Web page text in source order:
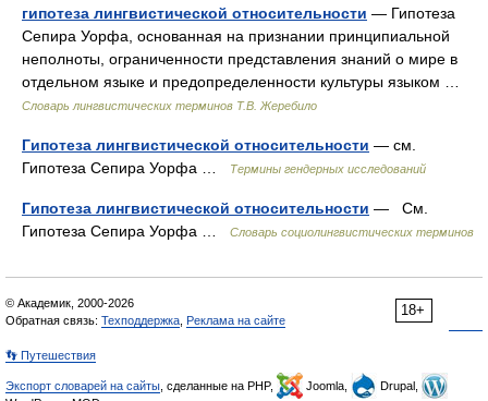
гипотеза лингвистической относительности — Гипотеза
Сепира Уорфа, основанная на признании принципиальной
неполноты, ограниченности представления знаний о мире в
отдельном языке и предопределенности культуры языком …
Словарь лингвистических терминов Т.В. Жеребило
Гипотеза лингвистической относительности — см.
Гипотеза Сепира Уорфа …
Термины гендерных исследований
Гипотеза лингвистической относительности — См.
Гипотеза Сепира Уорфа …
Словарь социолингвистических терминов
18+
© Академик, 2000-2026
Обратная связь: Техподдержка Реклама на сайте
👣 Путешествия
Экспорт словарей на сайты , сделанные на PHP, Joomla,
Drupal,